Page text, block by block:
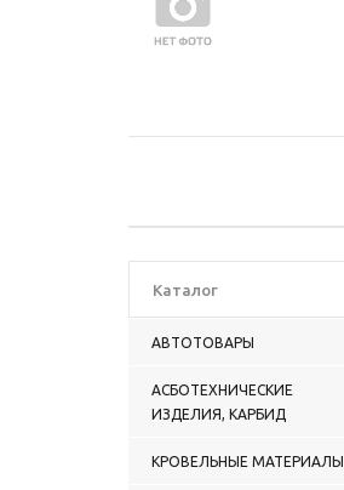
Каталог
АВТОТОВАРЫ
АСБОТЕХНИЧЕСКИЕ
ИЗДЕЛИЯ, КАРБИД
КРОВЕЛЬНЫЕ МАТЕРИАЛЫ